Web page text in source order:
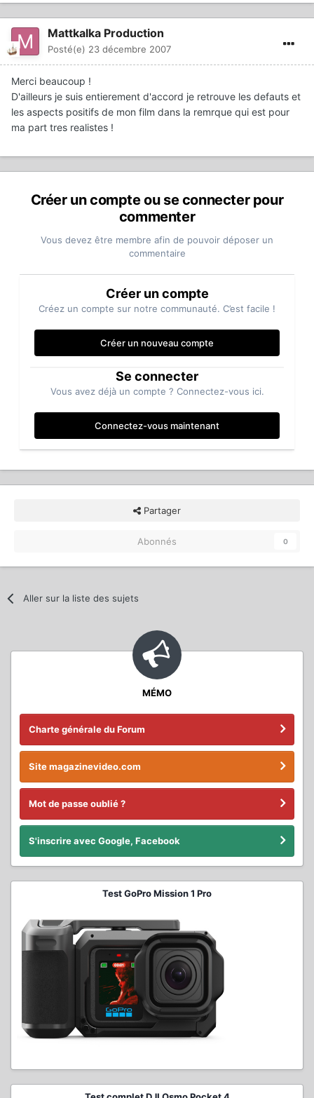
Mattkalka Production
Posté(e) 23 décembre 2007
Merci beaucoup !
D'ailleurs je suis entierement d'accord je retrouve les defauts et
les aspects positifs de mon film dans la remrque qui est pour
ma part tres realistes !
Créer un compte ou se connecter pour
commenter
Vous devez être membre afin de pouvoir déposer un
commentaire
Créer un compte
Créez un compte sur notre communauté. C’est facile !
Créer un nouveau compte
Se connecter
Vous avez déjà un compte ? Connectez-vous ici.
Connectez-vous maintenant
Partager
Abonnés 0
Aller sur la liste des sujets
MÉMO
Charte générale du Forum
Site magazinevideo.com
Mot de passe oublié ?
S'inscrire avec Google, Facebook
Test GoPro Mission 1 Pro